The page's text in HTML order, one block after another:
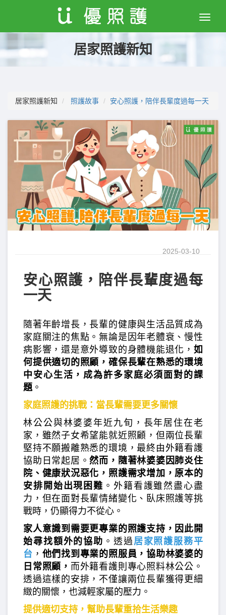
Toggle
居家照護新知
居家照護新知 照護故事 安心照護，陪伴長輩度過每一天
2025-03-10
安心照護，陪伴長輩度過每
一天
隨著年齡增長，長輩的健康與生活品質成為
家庭關注的焦點。無論是因年老體衰、慢性
病影響，還是意外導致的身體機能退化， 如
何提供適切的照顧，確保長輩在熟悉的環境
中安心生活，成為許多家庭必須面對的課
題 。
家庭照護的挑戰：當長輩需要更多關懷
林公公與林婆婆年近九旬，長年居住在老
家，雖然子女希望能就近照顧，但兩位長輩
堅持不願搬離熟悉的環境，最終由外籍看護
協助日常起居。然而，隨著林婆婆因肺炎住
院、健康狀況惡化，照護需求增加，原本的
安排開始出現困難 。外籍看護雖然盡心盡
力，但在面對長輩情緒變化、臥床照護等挑
戰時，仍顯得力不從心。
家人意識到需要更專業的照護支持，因此開
始尋找額外的協助 。透過 居家照護服務平
台 ， 他們找到專業的照服員，協助林婆婆的
日常照顧， 而外籍看護則專心照料林公公。
透過這樣的安排，不僅讓兩位長輩獲得更細
緻的關懷，也減輕家屬的壓力。
提供適切支持，幫助長輩重拾生活樂趣